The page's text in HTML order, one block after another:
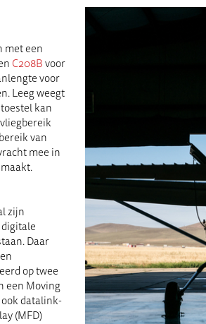
met een
C208Bvoor
voor
Leeg weegt
kan
van
mee in
zijn
Daar
op twee
een Moving
datalink-
(MFD)